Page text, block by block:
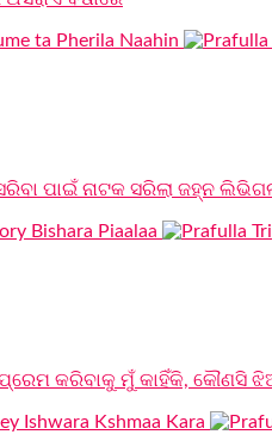
ପାଇଁ ନାଟକ ସରିଲା ଜହ୍ନ
କରିବାକୁ ମୁଁ କାହିଁକି, କୌଣସି